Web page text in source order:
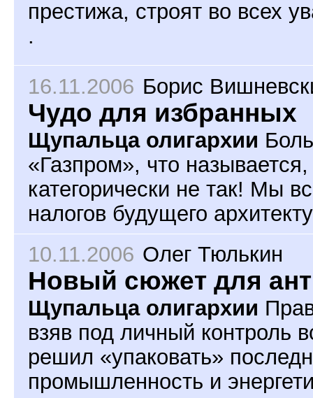
престижа, строят во всех
.
16.11.2006 Борис
Чудо для избранных
Щупальца олигархии
«Газпром», что
категорически не так! Мы
налогов будущего
10.11.2006 Олег Тюлькин
Новый сюжет для
Щупальца олигархии
взяв под личный контроль
решил «упаковать»
промышленность и